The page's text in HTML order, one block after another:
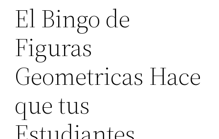
El Bingo de
Figuras
Geometricas Hace
que tus